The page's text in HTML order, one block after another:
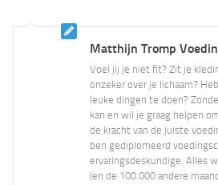
Matthijn Tromp
Voel jij je niet fit? Zit je
onzeker over je lichaam?
leuke dingen te doen?
kan en wil je graag helpen
de kracht van de juiste
ben gediplomeerd
ervaringsdeskundige. Alles
(en de 100.000 andere